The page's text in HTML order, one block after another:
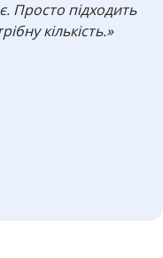
Просто підходить
кількість.»